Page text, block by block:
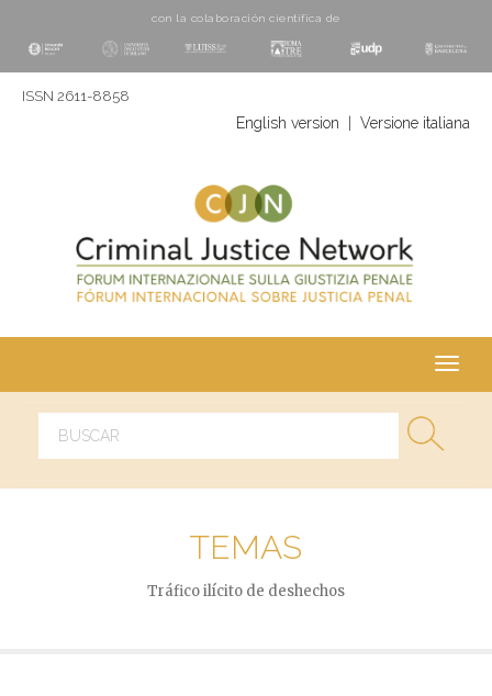
con la colaboración cientí­fica de
ISSN 2611-8858
English version Versione italiana
TEMAS
Tráfico ilícito de deshechos